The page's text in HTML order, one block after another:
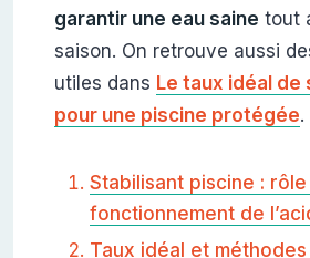
garantir une eau saine tout
saison. On retrouve aussi
utiles dans Le taux idéal
pour une piscine protégée.
Stabilisant piscine :
fonctionnement de
Taux idéal et